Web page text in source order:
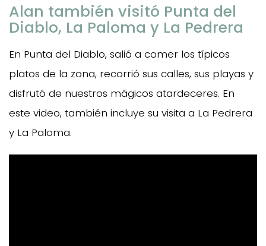
Alan también visitó Punta del
Diablo, La Paloma y La Pedrera
En Punta del Diablo, salió a comer los típicos
platos de la zona, recorrió sus calles, sus playas y
disfrutó de nuestros mágicos atardeceres. En
este video, también incluye su visita a La Pedrera
y La Paloma.